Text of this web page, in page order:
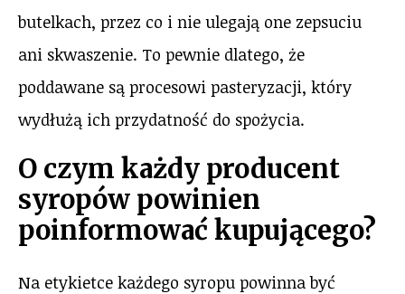
butelkach, przez co i nie ulegają one zepsuciu
ani skwaszenie. To pewnie dlatego, że
poddawane są procesowi pasteryzacji, który
wydłużą ich przydatność do spożycia.
O czym każdy producent
syropów powinien
poinformować kupującego?
Na etykietce każdego syropu powinna być